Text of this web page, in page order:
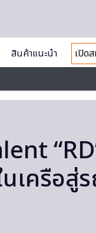
สินค้าแนะนำ
เปิด
เครือสู่